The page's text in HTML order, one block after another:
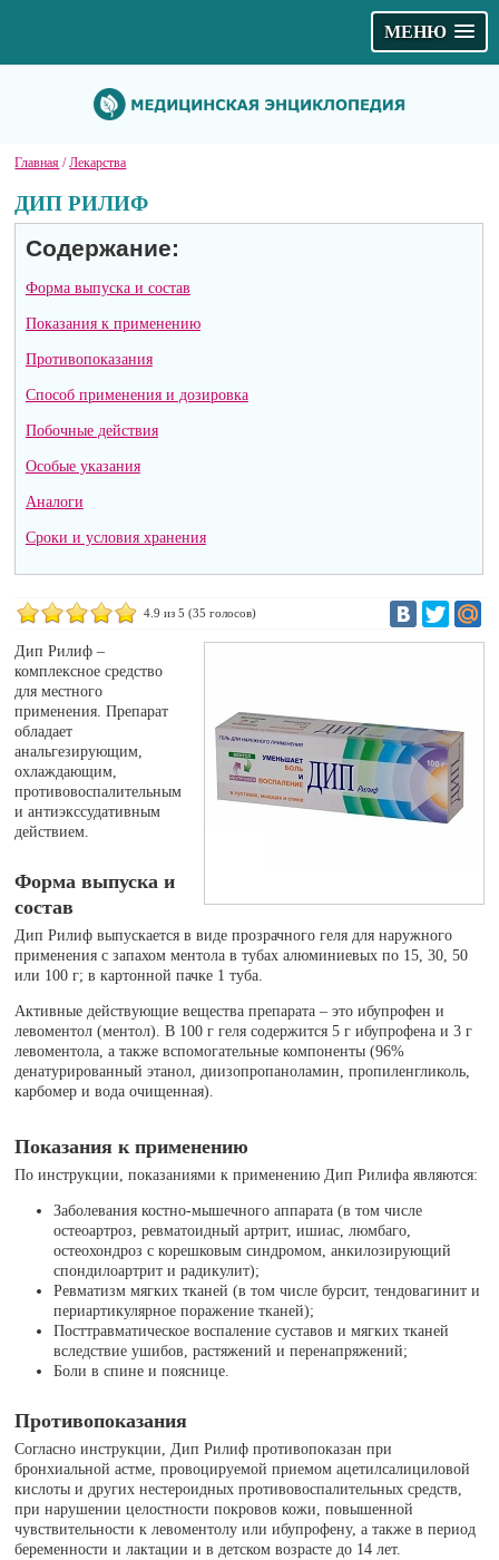
МЕНЮ
Главная /Лекарства
ДИП РИЛИФ
Содержание:
Форма выпуска и состав
Показания к применению
Противопоказания
Способ применения и дозировка
Побочные действия
Особые указания
Аналоги
Сроки и условия хранения
4.9 из 5 (35 голосов)
Дип Рилиф –
комплексное средство
для местного
применения. Препарат
обладает
анальгезирующим,
охлаждающим,
противовоспалительным
и антиэкссудативным
действием.
Форма выпуска и
состав
Дип Рилиф выпускается в виде прозрачного геля для наружного
применения с запахом ментола в тубах алюминиевых по 15, 30, 50
или 100 г; в картонной пачке 1 туба.
Активные действующие вещества препарата – это ибупрофен и
левоментол (ментол). В 100 г геля содержится 5 г ибупрофена и 3 г
левоментола, а также вспомогательные компоненты (96%
денатурированный этанол, диизопропаноламин, пропиленгликоль,
карбомер и вода очищенная).
Показания к применению
По инструкции, показаниями к применению Дип Рилифа являются:
Заболевания костно-мышечного аппарата (в том числе
остеоартроз, ревматоидный артрит, ишиас, люмбаго,
остеохондроз с корешковым синдромом, анкилозирующий
спондилоартрит и радикулит);
Ревматизм мягких тканей (в том числе бурсит, тендовагинит и
периартикулярное поражение тканей);
Посттравматическое воспаление суставов и мягких тканей
вследствие ушибов, растяжений и перенапряжений;
Боли в спине и пояснице.
Противопоказания
Согласно инструкции, Дип Рилиф противопоказан при
бронхиальной астме, провоцируемой приемом ацетилсалициловой
кислоты и других нестероидных противовоспалительных средств,
при нарушении целостности покровов кожи, повышенной
чувствительности к левоментолу или ибупрофену, а также в период
беременности и лактации и в детском возрасте до 14 лет.